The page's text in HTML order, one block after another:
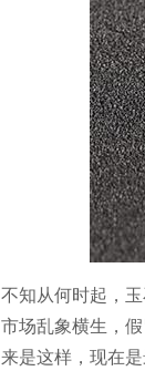
不知从何时起，
市场乱象横生，
来是这样，现在